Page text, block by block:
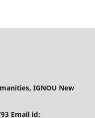
IGNOU New
Email id: